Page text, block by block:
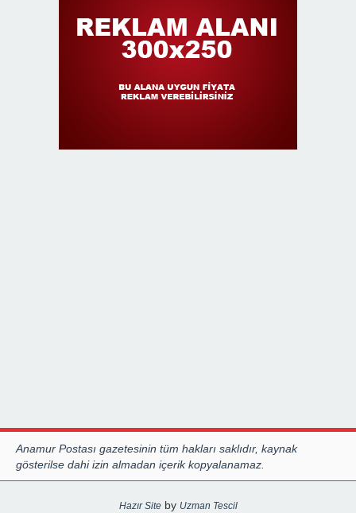
Anamur Postası gazetesinin tüm hakları saklıdır, kaynak
gösterilse dahi izin almadan içerik kopyalanamaz.
Hazır Siteby Uzman Tescil